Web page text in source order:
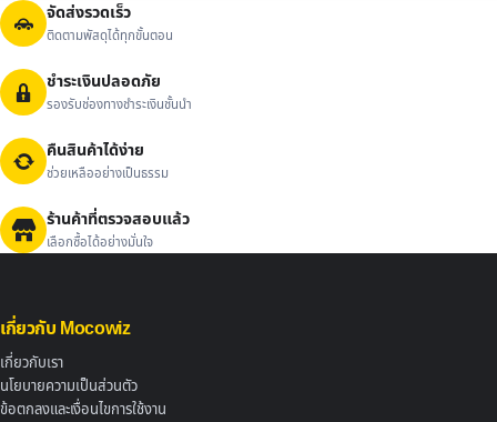
จัดส่งรวดเร็ว
ติดตามพัสดุได้ทุกขั้นตอน
ชำระเงินปลอดภัย
รองรับช่องทางชำระเงินชั้นนำ
คืนสินค้าได้ง่าย
ช่วยเหลืออย่างเป็นธรรม
ร้านค้าที่ตรวจสอบแล้ว
เลือกซื้อได้อย่างมั่นใจ
เกี่ยวกับ Mocowiz
เกี่ยวกับเรา
นโยบายความเป็นส่วนตัว
ข้อตกลงและเงื่อนไขการใช้งาน